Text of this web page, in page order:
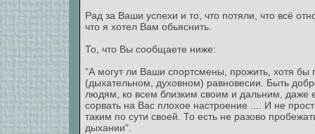
Рад за Ваши успехи и то, что потяли, что всё
что я хотел Вам обьяснить.
То, что Вы сообщаете ниже:
"А могут ли Ваши спортсмены, прожить, хотя
(дыхательном, духовном) равновесии. Быть
людям, ко всем близким своим и дальним, даже
сорвать на Вас плохое настроение .... И не
таким по сути своей. То есть не разово
дыхании".